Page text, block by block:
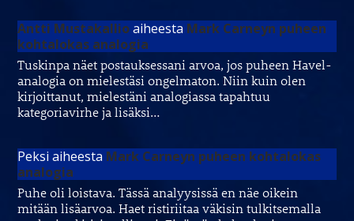
Antti Mustakallioaiheesta Mark Carneyn puheen
kohtalokas analogia
Tuskinpa näet postauksessani arvoa, jos puheen Havel-
analogia on mielestäsi ongelmaton. Niin kuin olen
kirjoittanut, mielestäni analogiassa tapahtuu
kategoriavirhe ja lisäksi…
Peksi aiheesta Mark Carneyn puheen kohtalokas
analogia
Puhe oli loistava. Tässä analyysissä en näe oikein
mitään lisäarvoa. Haet ristiriitaa väkisin tulkitsemalla